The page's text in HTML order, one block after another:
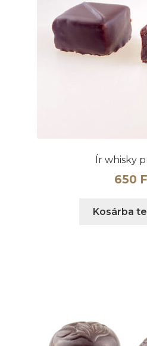
Ír whisky
650
Kosárba